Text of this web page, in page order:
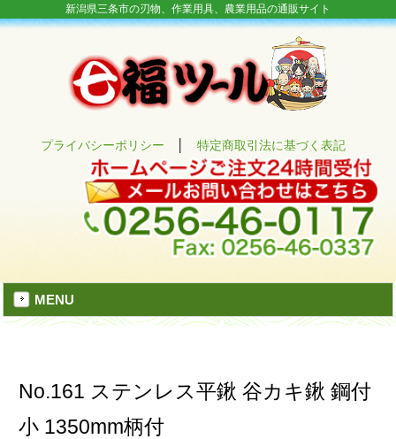
新潟県三条市の刃物、作業用具、農業用品の通販サイト
プライバシーポリシー │特定商取引法に基づく表記
MENU
No.161 ステンレス平鍬 谷カキ鍬 鋼付
小 1350mm柄付